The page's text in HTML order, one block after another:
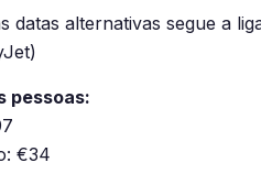
datas alternativas segue a
pessoas:
€34